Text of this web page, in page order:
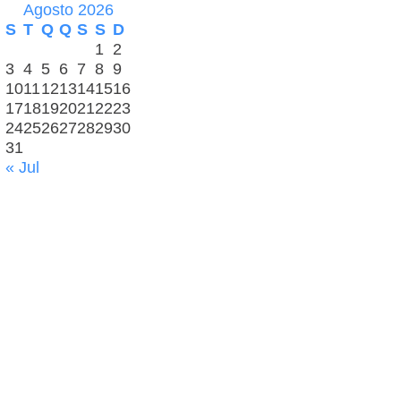
Agosto 2026
S T Q Q S S D
1 2
3 4 5 6 7 8 9
10111213141516
17181920212223
24252627282930
31
« Jul